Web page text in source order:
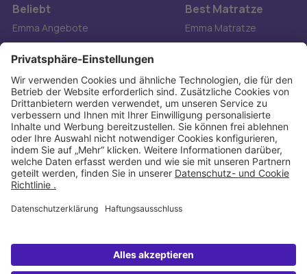
Beliebt
Emma Angebote
Beste Topper 2026
Beste Kindermatratze 2026
Beste Kissen 2026
Beste Boxspringbett 2026
FAQ
Best Matratze
Emma Matratze
Tempur
Ikea
Diese Webseite wird von der DIBmat GmbH, einer 100%igen Tochtergesellschaft der
Emma Matratzen GmbH, welche die auf dieser Website vorgestellten Emma Produkte
© 2026. Alle Rechte vorbehalten.